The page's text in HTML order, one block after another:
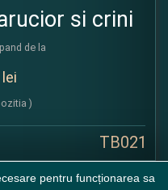
si crini
de la
lei
)
TB021
pentru funcționarea sa